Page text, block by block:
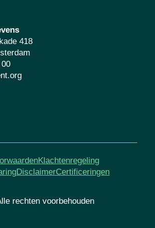
418
Klachtenregeling
DisclaimerCertificeringen
rechten voorbehouden